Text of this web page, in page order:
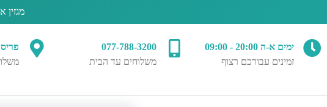
מגזין
ימים א-ה 20:00 - 09:00
זמינים עבורכם רצוף
077-788-3200
משלוחים עד הבית